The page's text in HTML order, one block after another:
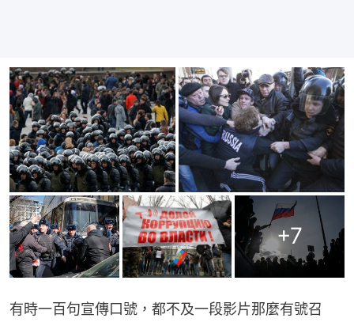
+7
有時一百句宣傳口號，都不及一段影片那麼有號召